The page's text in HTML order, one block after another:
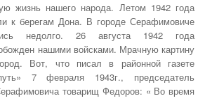
жизнь нашего народа. Летом 1942 года
к берегам Дона. В городе Серафимовиче
недолго. 26 августа 1942 года
нашими войсками. Мрачную картину
Вот, что писал в районной газете
7 февраля 1943г., председатель
товарищ Федоров: « Во время